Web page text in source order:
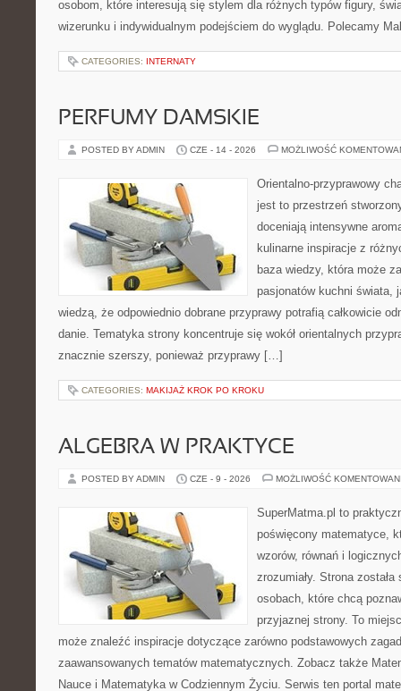
osobom, które interesują się stylem dla różnych typów figury,
wizerunku i indywidualnym podejściem do wyglądu. Polecamy
CATEGORIES: INTERNATY
PERFUMY DAMSKIE
POSTED BY ADMIN CZE - 14 - 2026 MOŻLIWOŚĆ
Orientalno-przyprawowy
jest to przestrzeń
doceniają intensywne
kulinarne inspiracje z
baza wiedzy, która może
pasjonatów kuchni świata,
wiedzą, że odpowiednio dobrane przyprawy potrafią całkowicie
danie. Tematyka strony koncentruje się wokół orientalnych
znacznie szerszy, ponieważ przyprawy […]
CATEGORIES: MAKIJAŻ KROK PO KROKU
ALGEBRA W PRAKTYCE
POSTED BY ADMIN CZE - 9 - 2026 MOŻLIWOŚĆ
SuperMatma.pl to
poświęcony matematyce,
wzorów, równań i
zrozumiały. Strona
osobach, które chcą
przyjaznej strony. To
może znaleźć inspiracje dotyczące zarówno podstawowych
zaawansowanych tematów matematycznych. Zobacz także
Nauce i Matematyka w Codziennym Życiu. Serwis ten portal